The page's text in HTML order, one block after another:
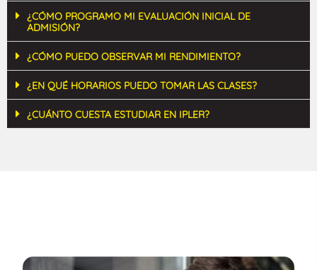
¿CÓMO PROGRAMO MI EVALUACIÓN INICIAL DE
ADMISIÓN?
¿CÓMO PUEDO OBSERVAR MI RENDIMIENTO?
¿EN QUÉ HORARIOS PUEDO TOMAR LAS CLASES?
¿CUÁNTO CUESTA ESTUDIAR EN IPLER?